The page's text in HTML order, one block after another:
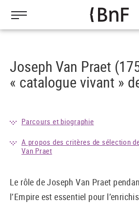
contenu
Joseph Van Praet
« catalogue vivant »
Parcours et biographie
A propos des critères de sélection
Van Praet
Le rôle de Joseph Van Praet
l’Empire est essentiel pour